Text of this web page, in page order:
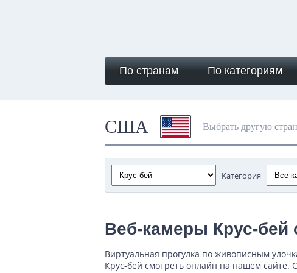
По странам По категориям
США Выбрать другую
Категория
Веб-камеры Крус-
Виртуальная прогулка по живописным
Крус-бей смотреть онлайн на нашем сайте.